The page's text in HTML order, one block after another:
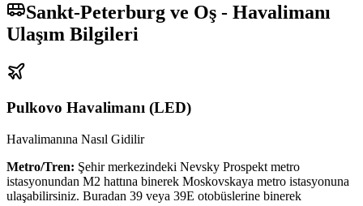
Sankt-Peterburg ve Oş - Havalimanı
Ulaşım Bilgileri
Pulkovo Havalimanı (LED)
Havalimanına Nasıl Gidilir
Metro/Tren: Şehir merkezindeki Nevsky Prospekt metro
istasyonundan M2 hattına binerek Moskovskaya metro istasyonuna
ulaşabilirsiniz. Buradan 39 veya 39E otobüslerine binerek